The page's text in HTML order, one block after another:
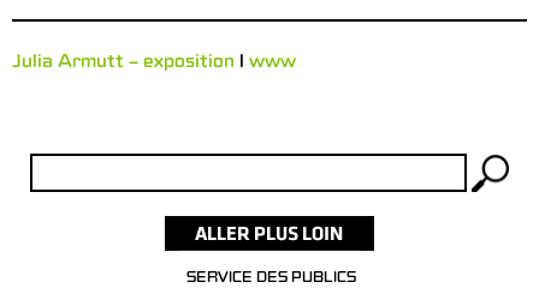
Julia Armutt – exposition l www
SERVICE DES PUBLICS